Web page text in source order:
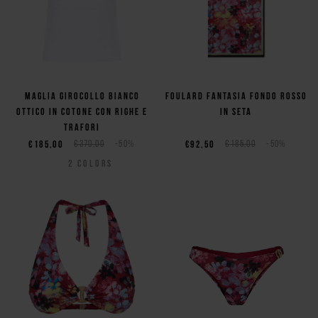
Maglia girocollo bianco
ottico in cotone con righe e
trafori
€370,00 -50%
€185,00
2 COLORS
Foulard fantasia fondo rosso
in seta
€185,00 -50%
€92,50